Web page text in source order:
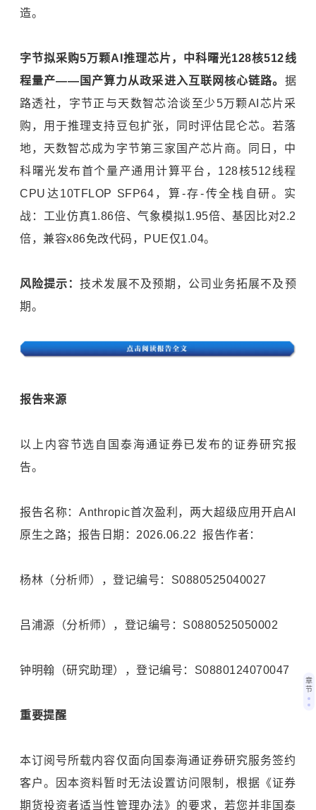
造。
字节拟采购5万颗AI 推理芯片，中科曙光128核512线
程量产—— 国产算力从政采进入互联网核心链路。 据
路透社，字节正与天数智芯洽谈至少5万颗AI芯片采
购，用于推理支持豆包扩张，同时评估昆仑芯。若落
地，天数智芯成为字节第三家国产芯片商。同日，中
科曙光发布首个量产通用计算平台，128核512线程
CPU达10TFLOP SFP64，算-存-传全栈自研。实
战：工业仿真1.86倍、气象模拟1.95倍、基因比对2.2
倍，兼容x86免改代码，PUE仅1.04。
风险提示：技术发展不及预期，公司业务拓展不及预
期。
报告来源
以上内容节选自国泰海通证券已发布的证券研究报
告。
报告名称：Anthropic首次盈利，两大超级应用开启AI
原生之路；报告日期：2026.06.22 报告作者：
杨林（分析师），登记编号：S0880525040027
吕浦源（分析师），登记编号：S0880525050002
钟明翰（研究助理），登记编号：S0880124070047
重要提醒
本订阅号所载内容仅面向国泰海通证券研究服务签约
客户。因本资料暂时无法设置访问限制，根据《证券
期货投资者适当性管理办法》的要求，若您并非国泰
章
节